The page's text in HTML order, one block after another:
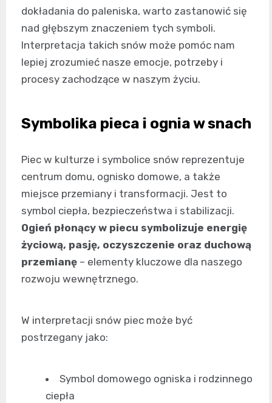
dokładania do paleniska, warto zastanowić się
nad głębszym znaczeniem tych symboli.
Interpretacja takich snów może pomóc nam
lepiej zrozumieć nasze emocje, potrzeby i
procesy zachodzące w naszym życiu.
Symbolika pieca i ognia w snach
Piec w kulturze i symbolice snów reprezentuje
centrum domu, ognisko domowe, a także
miejsce przemiany i transformacji. Jest to
symbol ciepła, bezpieczeństwa i stabilizacji.
Ogień płonący w piecu symbolizuje energię
życiową, pasję, oczyszczenie oraz duchową
przemianę – elementy kluczowe dla naszego
rozwoju wewnętrznego.
W interpretacji snów piec może być
postrzegany jako:
Symbol domowego ogniska i rodzinnego
ciepła